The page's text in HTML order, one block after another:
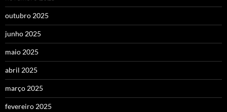
outubro 2025
junho 2025
maio 2025
abril 2025
março 2025
fevereiro 2025